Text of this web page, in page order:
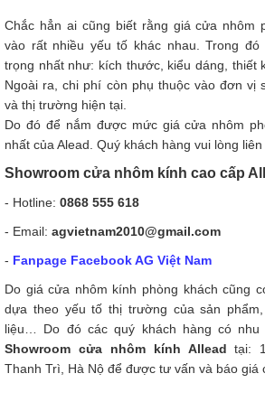
Chắc hẳn ai cũng biết rằng giá cửa nhôm
vào rất nhiều yếu tố khác nhau. Trong
trọng nhất như: kích thước, kiểu dáng, thiết
Ngoài ra, chi phí còn phụ thuộc vào đơn vị
và thị trường hiện tại.
Do đó để nắm được mức giá cửa nhôm
nhất của Alead. Quý khách hàng vui lòng
Showroom cửa nhôm kính cao cấp
- Hotline: 0868 555 618
- Email: agvietnam2010@gmail.com
- Fanpage Facebook AG Việt Nam
Do giá cửa nhôm kính phòng khách cũng
dựa theo yếu tố thị trường của sản
liệu… Do đó các quý khách hàng có
Showroom cửa nhôm kính Alleadtại:
Thanh Trì, Hà Nộ để được tư vấn và báo giá